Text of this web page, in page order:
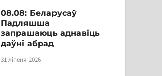
08.08: Беларусаў
Падляшша
запрашаюць аднавіць
даўні абрад
31 ліпеня 2026